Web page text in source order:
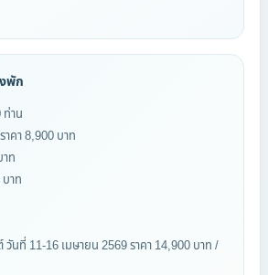
พัก
าน
คา 8,900 บาท
ท
บาท
วันที่ 11-16 เมษายน 2569 ราคา 14,900 บาท /